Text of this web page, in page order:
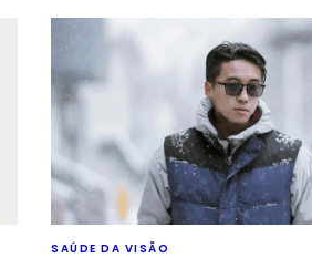
SAÚDE DA VISÃO